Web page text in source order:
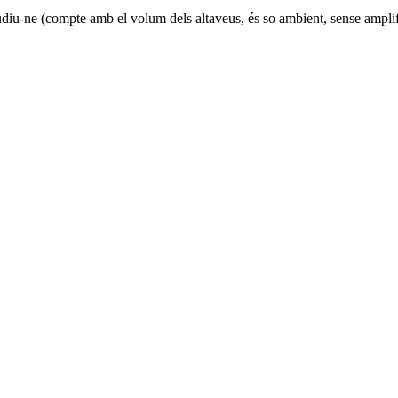
ne (compte amb el volum dels altaveus, és so ambient, sense